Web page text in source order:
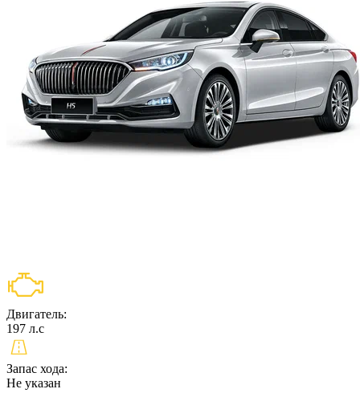
Двигатель:
197 л.c
Запас хода:
Не указан